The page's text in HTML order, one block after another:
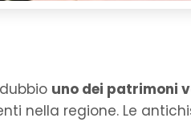
uno dei patrimoni
nella regione. Le